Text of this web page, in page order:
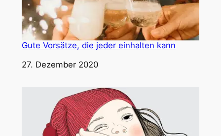
Gute Vorsätze, die jeder einhalten kann
Datum
27. Dezember 2020